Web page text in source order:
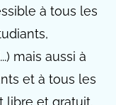
à tous les
mais aussi à
et à tous les
libre et gratuit.